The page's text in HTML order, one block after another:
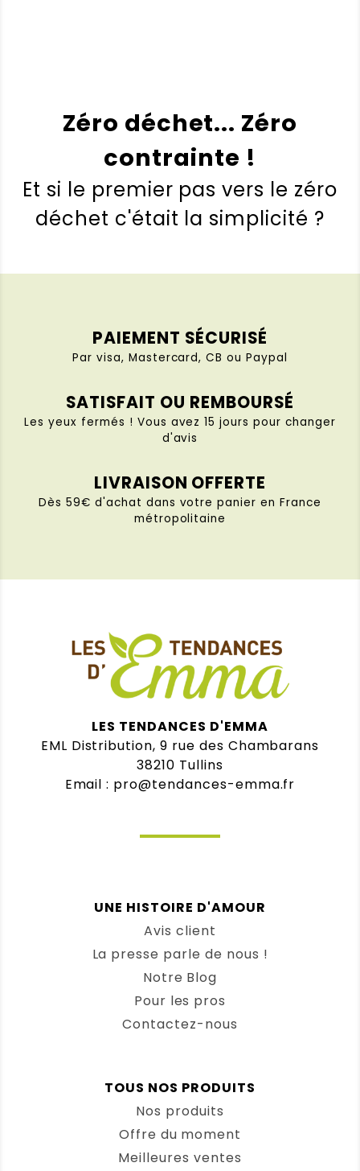
Zéro déchet... Zéro
contrainte !
Et si le premier pas vers le zéro
déchet c'était la simplicité ?
PAIEMENT SÉCURISÉ
Par visa, Mastercard, CB ou Paypal
SATISFAIT OU REMBOURSÉ
Les yeux fermés ! Vous avez 15 jours pour changer
d'avis
LIVRAISON OFFERTE
Dès 59€ d'achat dans votre panier en France
métropolitaine
LES TENDANCES D'EMMA
EML Distribution, 9 rue des Chambarans
38210 Tullins
Email : pro@tendances-emma.fr
UNE HISTOIRE D'AMOUR
Avis client
La presse parle de nous !
Notre Blog
Pour les pros
Contactez-nous
TOUS NOS PRODUITS
Nos produits
Offre du moment
Meilleures ventes